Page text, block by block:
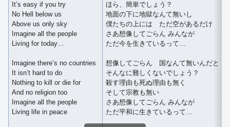
It’s easy if you try
No Hell below us
Above us only sky
Imagine all the people
Living for today…
Imagine there’s no countries
It isn’t hard to do
Nothing to kill or die for
And no religion too
Imagine all the people
Living life in peace
ほら、簡単でしょう？
地面の下に地獄なんて無いし
僕たちの上には ただ空があるだけ
さあ想像してごらん みんなが
ただ今を生きているって…
想像してごらん 国なんて無いんだと
そんなに難しくないでしょう？
殺す理由も死ぬ理由も無く
そして宗教も無い
さあ想像してごらん みんなが
ただ平和に生きているって…